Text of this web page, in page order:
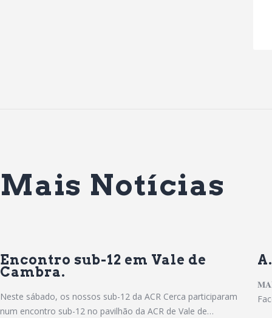
Mais Notícias
Encontro sub-12 em Vale de
Cambra.
Neste sábado, os nossos sub-12 da ACR Cerca participaram
num encontro sub-12 no pavilhão da ACR de Vale de…